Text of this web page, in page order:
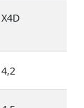
X4D
4,2